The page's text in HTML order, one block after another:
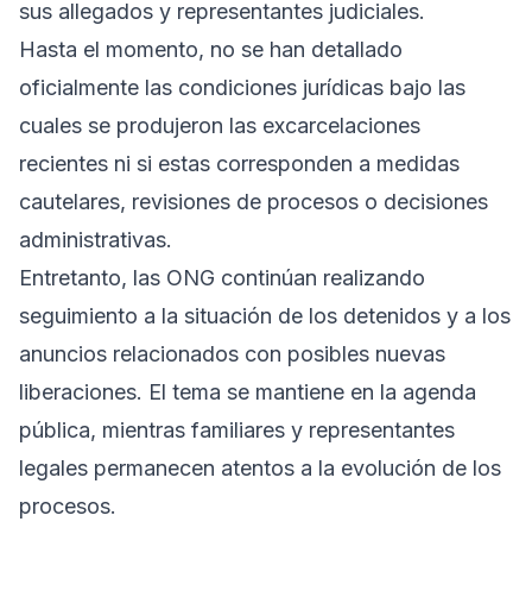
sus allegados y representantes judiciales.
Hasta el momento, no se han detallado
oficialmente las condiciones jurídicas bajo las
cuales se produjeron las excarcelaciones
recientes ni si estas corresponden a medidas
cautelares, revisiones de procesos o decisiones
administrativas.
Entretanto, las ONG continúan realizando
seguimiento a la situación de los detenidos y a los
anuncios relacionados con posibles nuevas
liberaciones. El tema se mantiene en la agenda
pública, mientras familiares y representantes
legales permanecen atentos a la evolución de los
procesos.